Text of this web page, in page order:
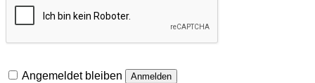
Angemeldet bleiben Anmelden